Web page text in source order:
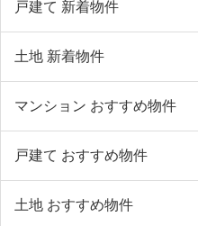
戸建て 新着物件
土地 新着物件
マンション おすすめ物件
戸建て おすすめ物件
土地 おすすめ物件